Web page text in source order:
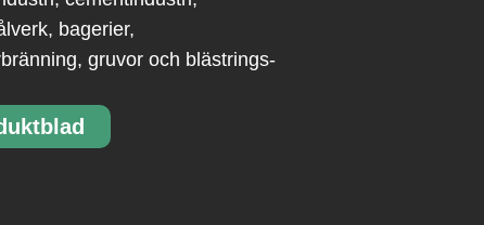
bagerier,
gruvor och blästrings-